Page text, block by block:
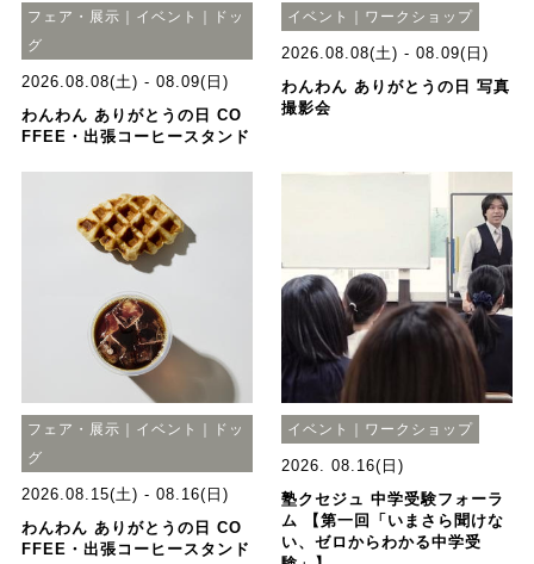
フェア・展示｜イベント｜ドッ
グ
2026.08.08(土) - 08.09(日)
わんわん ありがとうの日 CO
FFEE・出張コーヒースタンド
イベント｜ワークショップ
2026.08.08(土) - 08.09(日)
わんわん ありがとうの日 写真
撮影会
フェア・展示｜イベント｜ドッ
グ
2026.08.15(土) - 08.16(日)
わんわん ありがとうの日 CO
FFEE・出張コーヒースタンド
イベント｜ワークショップ
2026. 08.16(日)
塾クセジュ 中学受験フォーラ
ム 【第一回「いまさら聞けな
い、ゼロからわかる中学受